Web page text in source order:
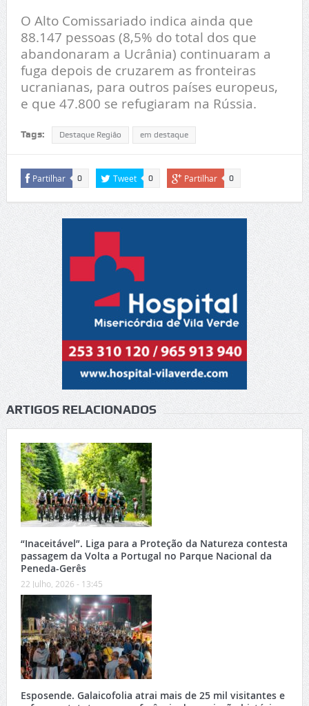
O Alto Comissariado indica ainda que
88.147 pessoas (8,5% do total dos que
abandonaram a Ucrânia) continuaram a
fuga depois de cruzarem as fronteiras
ucranianas, para outros países europeus,
e que 47.800 se refugiaram na Rússia.
Tags: Destaque Região em destaque
Partilhar 0 Tweet 0 Partilhar 0
ARTIGOS RELACIONADOS
“Inaceitável”. Liga para a Proteção da Natureza contesta
passagem da Volta a Portugal no Parque Nacional da
Peneda-Gerês
22 Julho, 2026 - 13:45
Esposende. Galaicofolia atrai mais de 25 mil visitantes e